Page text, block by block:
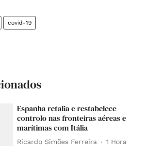
covid-19
Espanha retalia e restabelece
controlo nas fronteiras aéreas e
marítimas com Itália
Ricardo Simões Ferreira 1 Hora